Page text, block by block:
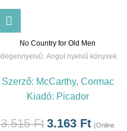
No Country for Old Men
Idegennyelvű, Angol nyelvű könyvek
Szerző: McCarthy, Cormac
Kiadó: Picador
3.515Ft3.163 Ft (Online